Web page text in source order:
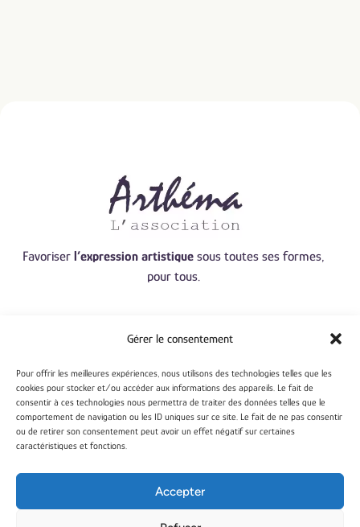
Gérer le consentement
Pour offrir les meilleures expériences, nous utilisons des technologies telles que les
cookies pour stocker et/ou accéder aux informations des appareils. Le fait de
consentir à ces technologies nous permettra de traiter des données telles que le
comportement de navigation ou les ID uniques sur ce site. Le fait de ne pas consentir
ou de retirer son consentement peut avoir un effet négatif sur certaines
caractéristiques et fonctions.
Accepter
Favoriser l’expression artistique sous toutes ses formes,
pour tous.
Nous contacter :
0614702749
52 Rue de Montreuil
62170 Neuville-sous-
Montreuil
Adhérer